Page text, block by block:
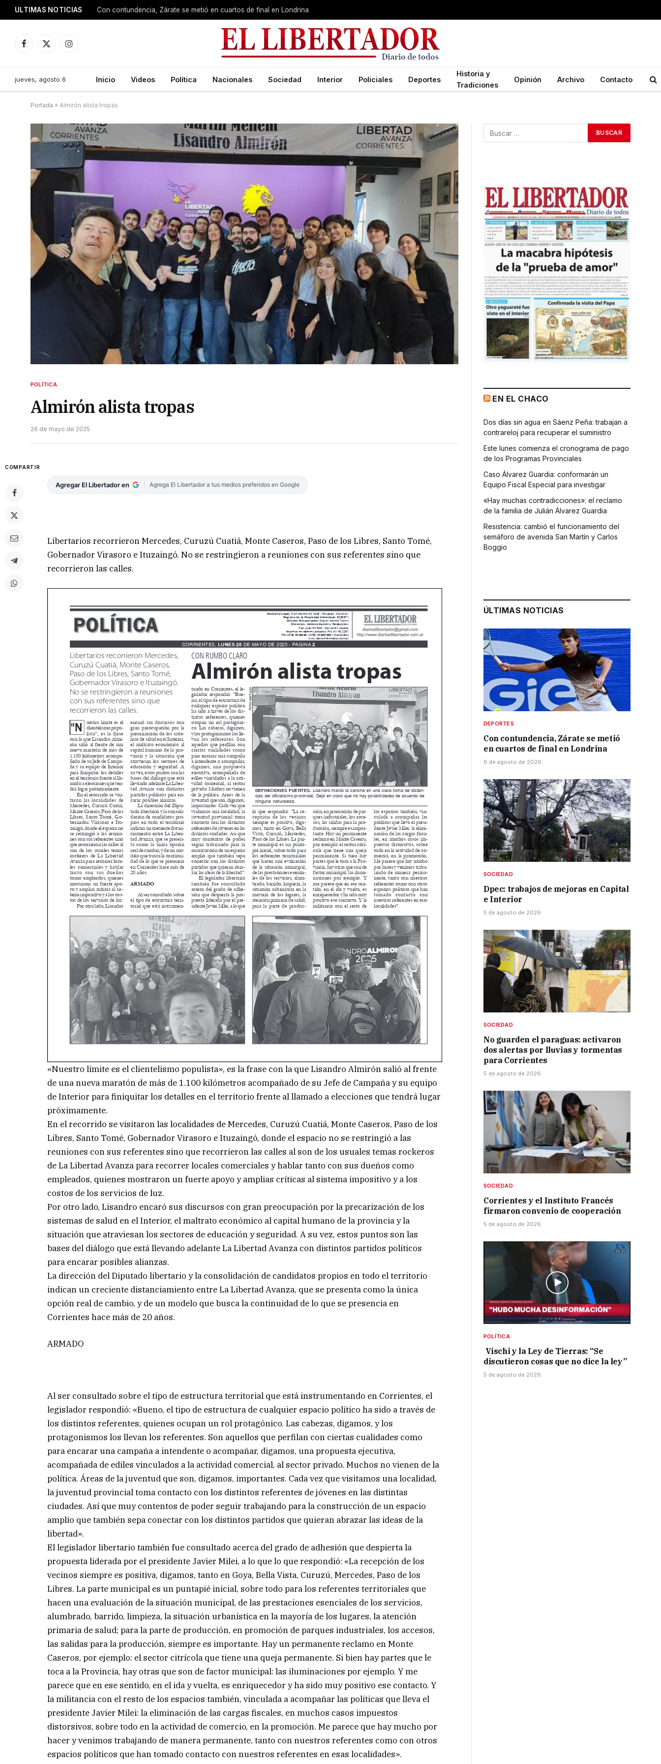
ULTIMAS NOTICIAS Con contundencia, Zárate se metió en cuartos de final en Londrina
Facebook
X
Instagram
jueves, agosto 6 Inicio Videos Política Nacionales Sociedad Interior Policiales Deportes
Historia y
Tradiciones
Opinión Archivo Contacto
Portada » Almirón alista tropas
POLÍTICA
Almirón alista tropas
26 de mayo de 2025
COMPARTIR
Agregar El Libertador en Agrega El Libertador a tus medios preferidos en Google
Libertarios recorrieron Mercedes, Curuzú Cuatiá, Monte Caseros, Paso de los Libres, Santo Tomé,
Gobernador Virasoro e Ituzaingó. No se restringieron a reuniones con sus referentes sino que
recorrieron las calles.
«Nuestro límite es el clientelismo populista», es la frase con la que Lisandro Almirón salió al frente
de una nueva maratón de más de 1.100 kilómetros acompañado de su Jefe de Campaña y su equipo
de Interior para finiquitar los detalles en el territorio frente al llamado a elecciones que tendrá lugar
próximamente.
En el recorrido se visitaron las localidades de Mercedes, Curuzú Cuatiá, Monte Caseros, Paso de los
Libres, Santo Tomé, Gobernador Virasoro e Ituzaingó, donde el espacio no se restringió a las
reuniones con sus referentes sino que recorrieron las calles al son de los usuales temas rockeros
de La Libertad Avanza para recorrer locales comerciales y hablar tanto con sus dueños como
empleados, quienes mostraron un fuerte apoyo y amplias críticas al sistema impositivo y a los
costos de los servicios de luz.
Por otro lado, Lisandro encaró sus discursos con gran preocupación por la precarización de los
sistemas de salud en el Interior, el maltrato económico al capital humano de la provincia y la
situación que atraviesan los sectores de educación y seguridad. A su vez, estos puntos son las
bases del diálogo que está llevando adelante La Libertad Avanza con distintos partidos políticos
para encarar posibles alianzas.
La dirección del Diputado libertario y la consolidación de candidatos propios en todo el territorio
indican un creciente distanciamiento entre La Libertad Avanza, que se presenta como la única
opción real de cambio, y de un modelo que busca la continuidad de lo que se presencia en
Corrientes hace más de 20 años.
ARMADO
Al ser consultado sobre el tipo de estructura territorial que está instrumentando en Corrientes, el
legislador respondió: «Bueno, el tipo de estructura de cualquier espacio político ha sido a través de
los distintos referentes, quienes ocupan un rol protagónico. Las cabezas, digamos, y los
protagonismos los llevan los referentes. Son aquellos que perfilan con ciertas cualidades como
para encarar una campaña a intendente o acompañar, digamos, una propuesta ejecutiva,
acompañada de ediles vinculados a la actividad comercial, al sector privado. Muchos no vienen de la
política. Áreas de la juventud que son, digamos, importantes. Cada vez que visitamos una localidad,
la juventud provincial toma contacto con los distintos referentes de jóvenes en las distintas
ciudades. Así que muy contentos de poder seguir trabajando para la construcción de un espacio
amplio que también sepa conectar con los distintos partidos que quieran abrazar las ideas de la
libertad».
El legislador libertario también fue consultado acerca del grado de adhesión que despierta la
propuesta liderada por el presidente Javier Milei, a lo que lo que respondió: «La recepción de los
vecinos siempre es positiva, digamos, tanto en Goya, Bella Vista, Curuzú, Mercedes, Paso de los
Libres. La parte municipal es un puntapié inicial, sobre todo para los referentes territoriales que
hacen una evaluación de la situación municipal, de las prestaciones esenciales de los servicios,
alumbrado, barrido, limpieza, la situación urbanística en la mayoría de los lugares, la atención
primaria de salud; para la parte de producción, en promoción de parques industriales, los accesos,
las salidas para la producción, siempre es importante. Hay un permanente reclamo en Monte
Caseros, por ejemplo: el sector citrícola que tiene una queja permanente. Si bien hay partes que le
toca a la Provincia, hay otras que son de factor municipal: las iluminaciones por ejemplo. Y me
parece que en ese sentido, en el ida y vuelta, es enriquecedor y ha sido muy positivo ese contacto. Y
la militancia con el resto de los espacios también, vinculada a acompañar las políticas que lleva el
presidente Javier Milei: la eliminación de las cargas fiscales, en muchos casos impuestos
distorsivos, sobre todo en la actividad de comercio, en la promoción. Me parece que hay mucho por
hacer y venimos trabajando de manera permanente, tanto con nuestros referentes como con otros
espacios políticos que han tomado contacto con nuestros referentes en esas localidades».
EN EL CHACO
Dos días sin agua en Sáenz Peña: trabajan a
contrareloj para recuperar el suministro
Este lunes comienza el cronograma de pago
de los Programas Provinciales
Caso Álvarez Guardia: conformarán un
Equipo Fiscal Especial para investigar
«Hay muchas contradicciones»: el reclamo
de la familia de Julián Álvarez Guardia
Resistencia: cambió el funcionamiento del
semáforo de avenida San Martín y Carlos
Boggio
ÚLTIMAS NOTICIAS
DEPORTES
Con contundencia, Zárate se metió
en cuartos de final en Londrina
6 de agosto de 2026
SOCIEDAD
Dpec: trabajos de mejoras en Capital
e Interior
5 de agosto de 2026
SOCIEDAD
No guarden el paraguas: activaron
dos alertas por lluvias y tormentas
para Corrientes
5 de agosto de 2026
SOCIEDAD
Corrientes y el Instituto Francés
firmaron convenio de cooperación
5 de agosto de 2026
POLÍTICA
Vischi y la Ley de Tierras: “Se
discutieron cosas que no dice la ley”
5 de agosto de 2026